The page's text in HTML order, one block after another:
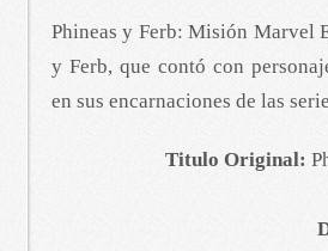
Phineas y Ferb: Misión Marvel
y Ferb, que contó con
en sus encarnaciones de las
Titulo Original: